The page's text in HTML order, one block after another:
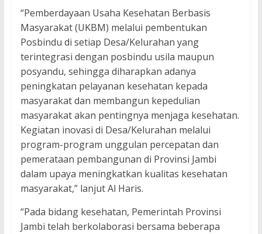
“Pemberdayaan Usaha Kesehatan Berbasis
Masyarakat (UKBM) melalui pembentukan
Posbindu di setiap Desa/Kelurahan yang
terintegrasi dengan posbindu usila maupun
posyandu, sehingga diharapkan adanya
peningkatan pelayanan kesehatan kepada
masyarakat dan membangun kepedulian
masyarakat akan pentingnya menjaga kesehatan.
Kegiatan inovasi di Desa/Kelurahan melalui
program-program unggulan percepatan dan
pemerataan pembangunan di Provinsi Jambi
dalam upaya meningkatkan kualitas kesehatan
masyarakat,” lanjut Al Haris.
“Pada bidang kesehatan, Pemerintah Provinsi
Jambi telah berkolaborasi bersama beberapa